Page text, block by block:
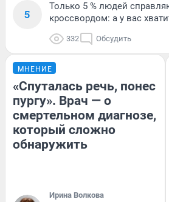
5
Только 5 % людей
кроссвордом: а у вас
332 Обсудить
МНЕНИЕ
«Спуталась речь, понес
пургу». Врач — о
смертельном диагнозе,
который сложно
обнаружить
Ирина Волкова